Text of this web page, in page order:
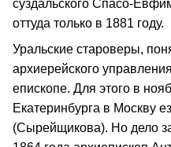
суздальского Спасо-
оттуда только в 1881 году.
Уральские староверы,
архиерейского
епископе. Для этого в
Екатеринбурга в Москву
(Сырейщикова). Но дело